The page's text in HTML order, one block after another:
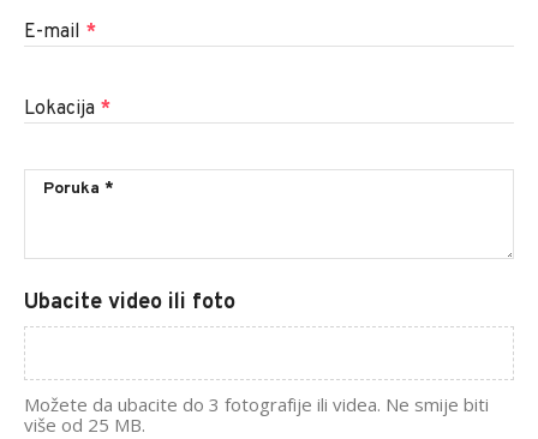
E-mail *
Lokacija *
Ubacite video ili foto
Možete da ubacite do 3 fotografije ili videa. Ne smije biti
više od 25 MB.